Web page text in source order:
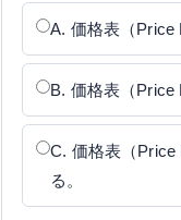
A. 価格表（Price
B. 価格表（Price
C. 価格表（Price
る。